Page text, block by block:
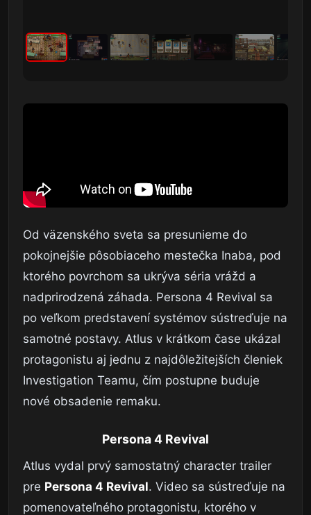
Od väzenského sveta sa presunieme do
pokojnejšie pôsobiaceho mestečka Inaba, pod
ktorého povrchom sa ukrýva séria vrážd a
nadprirodzená záhada. Persona 4 Revival sa
po veľkom predstavení systémov sústreďuje na
samotné postavy. Atlus v krátkom čase ukázal
protagonistu aj jednu z najdôležitejších členiek
Investigation Teamu, čím postupne buduje
nové obsadenie remaku.
Persona 4 Revival
Atlus vydal prvý samostatný character trailer
pre Persona 4 Revival. Video sa sústreďuje na
pomenovateľného protagonistu, ktorého v